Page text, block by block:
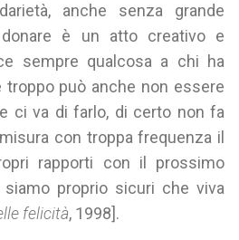
anche senza grande
è un atto creativo e
sempre qualcosa a chi ha
può anche non essere
ci va di farlo, di certo non fa
con troppa frequenza il
rapporti con il prossimo
proprio sicuri che viva
felicità, 1998].